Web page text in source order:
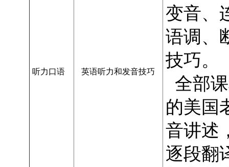
听力口语 英语听力和发音技巧
变音、
语调、
技巧。
全部
的美国
音讲述
逐段翻